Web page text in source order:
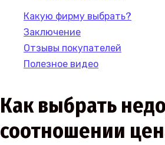
Какую фирму выбрать?
Заключение
Отзывы покупателей
Полезное видео
Как выбрать
соотношении